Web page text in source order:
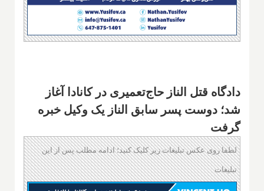
دادگاه قتل الناز حاج‌تعمیری در کانادا آغاز
شد؛ دوست پسر سابق الناز یک وکیل خبره
گرفت
لطفا روی عکس تبلیغات زیر کلیک کنید؛ ادامه مطلب پس از این
تبلیغات